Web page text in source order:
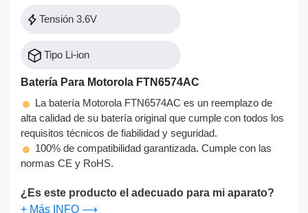
Tensión 3.6V
Tipo Li-ion
Batería Para Motorola FTN6574AC
La batería Motorola FTN6574AC es un reemplazo de
alta calidad de su batería original que cumple con todos los
requisitos técnicos de fiabilidad y seguridad.
100% de compatibilidad garantizada. Cumple con las
normas CE y RoHS.
¿Es este producto el adecuado para mi aparato?
+ Más INFO ⟶